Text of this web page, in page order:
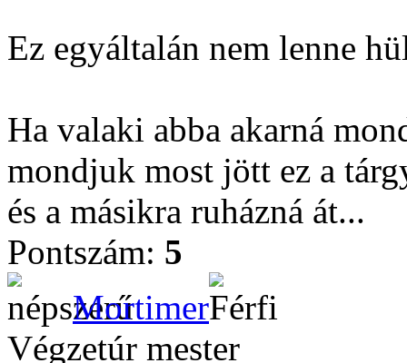
Ez egyáltalán nem lenne
Ha valaki abba akarná
mondjuk most jött ez a
és a másikra ruházná át...
Pontszám: 5
Mortimer
Végzetúr mester